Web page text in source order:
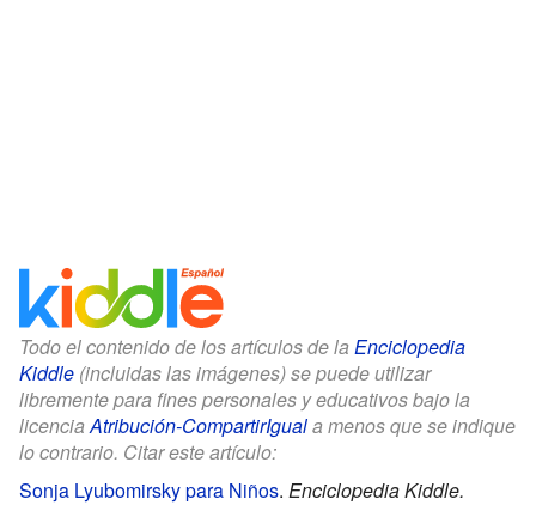
Todo el contenido de los artículos de la Enciclopedia
Kiddle (incluidas las imágenes) se puede utilizar
libremente para fines personales y educativos bajo la
licenciaAtribución-CompartirIguala menos que se indique
lo contrario. Citar este artículo:
Sonja Lyubomirsky para Niños. Enciclopedia Kiddle.